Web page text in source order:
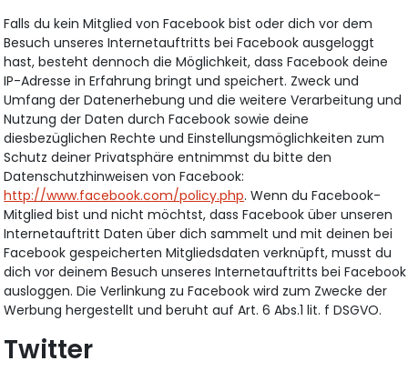
Falls du kein Mitglied von Facebook bist oder dich vor dem
Besuch unseres Internetauftritts bei Facebook ausgeloggt
hast, besteht dennoch die Möglichkeit, dass Facebook deine
IP-Adresse in Erfahrung bringt und speichert. Zweck und
Umfang der Datenerhebung und die weitere Verarbeitung und
Nutzung der Daten durch Facebook sowie deine
diesbezüglichen Rechte und Einstellungsmöglichkeiten zum
Schutz deiner Privatsphäre entnimmst du bitte den
Datenschutzhinweisen von Facebook:
http://www.facebook.com/policy.php. Wenn du Facebook-
Mitglied bist und nicht möchtst, dass Facebook über unseren
Internetauftritt Daten über dich sammelt und mit deinen bei
Facebook gespeicherten Mitgliedsdaten verknüpft, musst du
dich vor deinem Besuch unseres Internetauftritts bei Facebook
ausloggen. Die Verlinkung zu Facebook wird zum Zwecke der
Werbung hergestellt und beruht auf Art. 6 Abs.1 lit. f DSGVO.
Twitter